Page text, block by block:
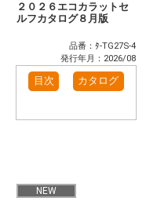
２０２６エコカラットセ
ルフカタログ８月版
品番：ﾀ-TG27S-4
発行年月：2026/08
目次 カタログ
NEW